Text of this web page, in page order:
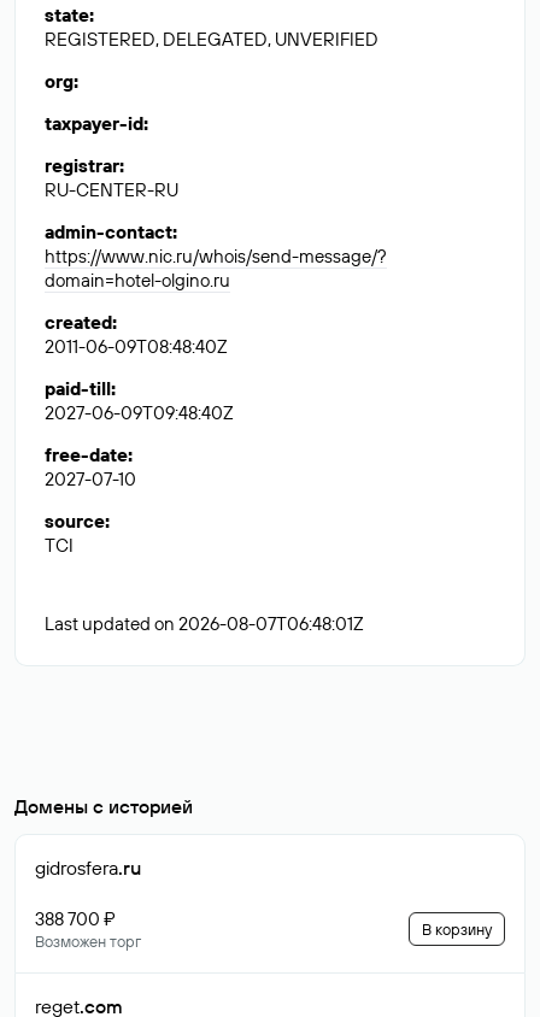
state:
REGISTERED, DELEGATED, UNVERIFIED
org:
taxpayer-id:
registrar:
RU-CENTER-RU
admin-contact:
https://www.nic.ru/whois/send-message/?
domain=hotel-olgino.ru
created:
2011-06-09T08:48:40Z
paid-till:
2027-06-09T09:48:40Z
free-date:
2027-07-10
source:
TCI
Last updated on 2026-08-07T06:48:01Z
Домены с историей
gidrosfera.ru
388 700 ₽
Возможен торг
В корзину
reget.com